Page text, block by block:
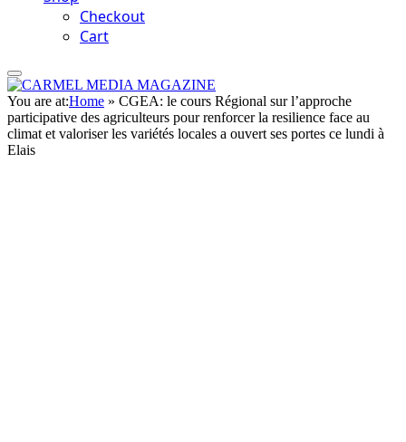
Checkout
Cart
You are at:Home » CGEA: le cours Régional sur l’approche
participative des agriculteurs pour renforcer la resilience face au
climat et valoriser les variétés locales a ouvert ses portes ce lundi à
Elais